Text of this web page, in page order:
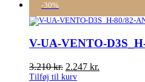
-30%
V-UA-VENTO-
3.210kr. 2.247 kr.
Tilføj til kurv